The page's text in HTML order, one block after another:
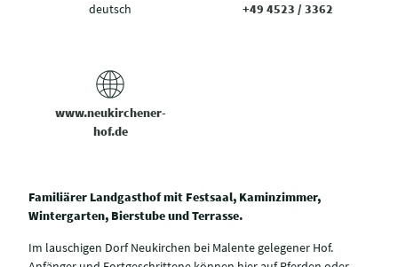
deutsch +49 4523 / 3362
www.neukirchener-
hof.de
Familiärer Landgasthof mit Festsaal, Kaminzimmer,
Wintergarten, Bierstube und Terrasse.
Im lauschigen Dorf Neukirchen bei Malente gelegener Hof.